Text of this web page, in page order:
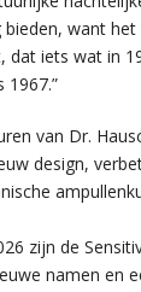
want
dat iets wat in
1967.”
van Dr.
design,
zijn de
namen en